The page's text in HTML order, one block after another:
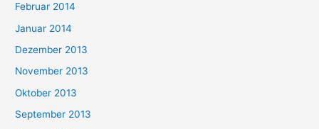
Februar 2014
Januar 2014
Dezember 2013
November 2013
Oktober 2013
September 2013